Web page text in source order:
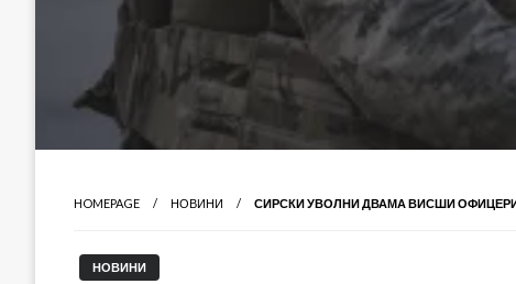
HOMEPAGE НОВИНИ СИРСКИ УВОЛНИ ДВАМА ВИСШИ
НОВИНИ